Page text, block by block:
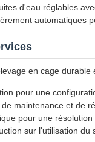
d'eau réglables
automatiques
en cage
pour une
maintenance et de
pour une
sur l'utilisation